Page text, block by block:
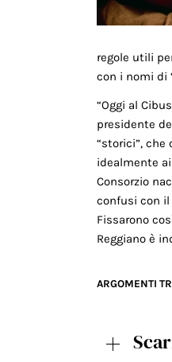
regole utili
con i nomi di
“Oggi al
presidente
“storici”, che
idealmente
Consorzio
confusi con
Fissarono
Reggiano è
ARGOMENTI